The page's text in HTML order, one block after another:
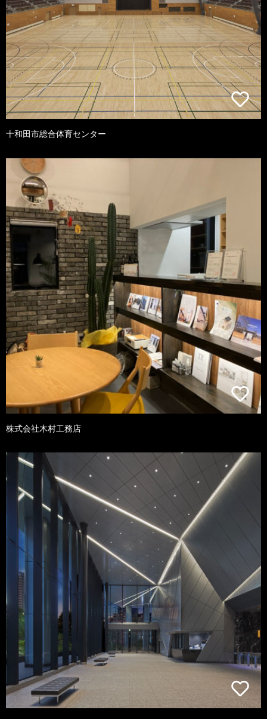
十和田市総合体育センター
株式会社木村工務店